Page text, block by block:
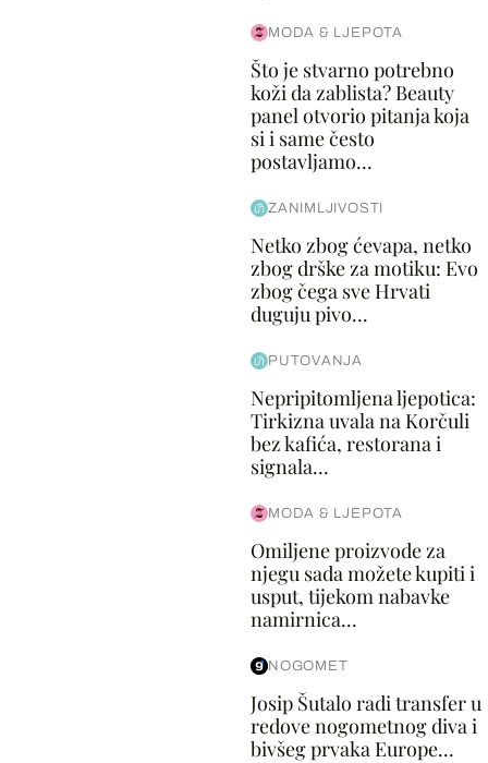
MODA & LJEPOTA
Što je stvarno potrebno
koži da zablista? Beauty
panel otvorio pitanja koja
si i same često
postavljamo...
ZANIMLJIVOSTI
Netko zbog ćevapa, netko
zbog drške za motiku: Evo
zbog čega sve Hrvati
duguju pivo...
PUTOVANJA
Nepripitomljena ljepotica:
Tirkizna uvala na Korčuli
bez kafića, restorana i
signala...
MODA & LJEPOTA
Omiljene proizvode za
njegu sada možete kupiti i
usput, tijekom nabavke
namirnica...
NOGOMET
Josip Šutalo radi transfer u
redove nogometnog diva i
bivšeg prvaka Europe...